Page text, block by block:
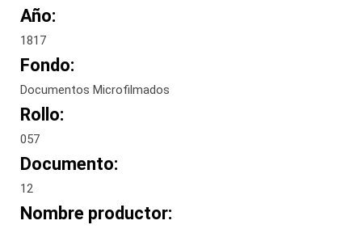
Año:
1817
Fondo:
Documentos Microfilmados
Rollo:
057
Documento:
12
Nombre productor: